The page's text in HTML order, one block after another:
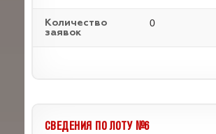
Количество
заявок
0
СВЕДЕНИЯ ПО ЛОТУ №6